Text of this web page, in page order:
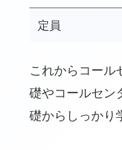
定員
これからコール
礎やコールセン
礎からしっかり